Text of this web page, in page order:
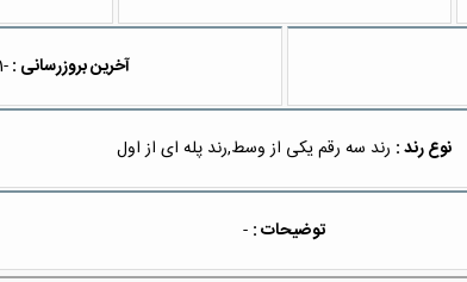
آخرین بروزرسانی :-1 سال پیش
نوع رند : رند سه رقم یکی از وسط,رند پله ای از اول
توضیحات : -